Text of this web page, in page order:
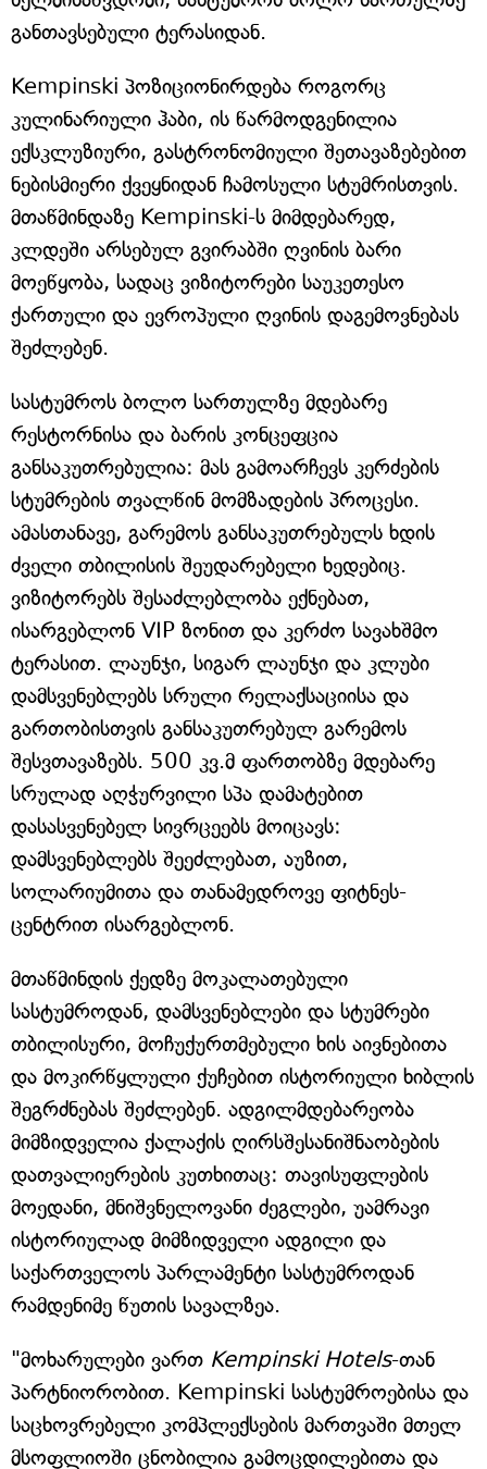
განთავსებული ტერასიდან.
Kempinski პოზიციონირდება როგორც
კულინარიული ჰაბი, ის წარმოდგენილია
ექსკლუზიური, გასტრონომიული შეთავაზებებით
ნებისმიერი ქვეყნიდან ჩამოსული სტუმრისთვის.
მთაწმინდაზე Kempinski-ს მიმდებარედ,
კლდეში არსებულ გვირაბში ღვინის ბარი
მოეწყობა, სადაც ვიზიტორები საუკეთესო
ქართული და ევროპული ღვინის დაგემოვნებას
შეძლებენ.
სასტუმროს ბოლო სართულზე მდებარე
რესტორნისა და ბარის კონცეფცია
განსაკუთრებულია: მას გამოარჩევს კერძების
სტუმრების თვალწინ მომზადების პროცესი.
ამასთანავე, გარემოს განსაკუთრებულს ხდის
ძველი თბილისის შეუდარებელი ხედებიც.
ვიზიტორებს შესაძლებლობა ექნებათ,
ისარგებლონ VIP ზონით და კერძო სავახშმო
ტერასით. ლაუნჯი, სიგარ ლაუნჯი და კლუბი
დამსვენებლებს სრული რელაქსაციისა და
გართობისთვის განსაკუთრებულ გარემოს
შესვთავაზებს. 500 კვ.მ ფართობზე მდებარე
სრულად აღჭურვილი სპა დამატებით
დასასვენებელ სივრცეებს მოიცავს:
დამსვენებლებს შეეძლებათ, აუზით,
სოლარიუმითა და თანამედროვე ფიტნეს-
ცენტრით ისარგებლონ.
მთაწმინდის ქედზე მოკალათებული
სასტუმროდან, დამსვენებლები და სტუმრები
თბილისური, მოჩუქურთმებული ხის აივნებითა
და მოკირწყლული ქუჩებით ისტორიული ხიბლის
შეგრძნებას შეძლებენ. ადგილმდებარეობა
მიმზიდველია ქალაქის ღირსშესანიშნაობების
დათვალიერების კუთხითაც: თავისუფლების
მოედანი, მნიშვნელოვანი ძეგლები, უამრავი
ისტორიულად მიმზიდველი ადგილი და
საქართველოს პარლამენტი სასტუმროდან
რამდენიმე წუთის სავალზეა.
"მოხარულები ვართ Kempinski Hotels-თან
პარტნიორობით. Kempinski სასტუმროებისა და
საცხოვრებელი კომპლექსების მართვაში მთელ
მსოფლიოში ცნობილია გამოცდილებითა და